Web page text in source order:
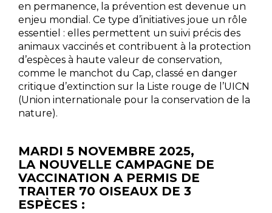
en permanence, la prévention est devenue un
enjeu mondial. Ce type d’initiatives joue un rôle
essentiel : elles permettent un suivi précis des
animaux vaccinés et contribuent à la protection
d’espèces à haute valeur de conservation,
comme le manchot du Cap, classé en danger
critique d’extinction sur la Liste rouge de l’UICN
(Union internationale pour la conservation de la
nature).
MARDI 5 NOVEMBRE 2025,
LA NOUVELLE CAMPAGNE DE
VACCINATION A PERMIS DE
TRAITER 70 OISEAUX DE 3
ESPÈCES :